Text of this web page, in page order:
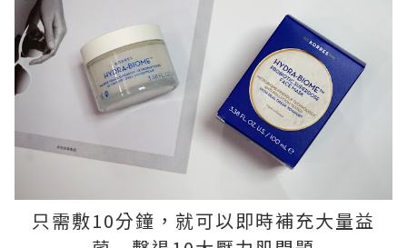
只需敷10分鐘，就可以即時補充大量益